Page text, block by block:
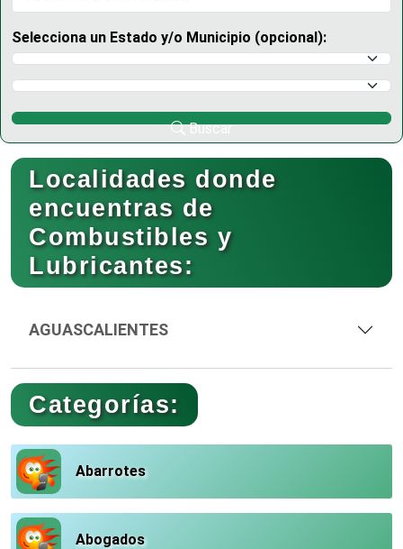
Selecciona un Estado y/o Municipio (opcional):
Selecciona un Estado
Selecciona un Municipio
Buscar
Localidades donde
encuentras de
Combustibles y
Lubricantes:
AGUASCALIENTES
Categorías:
Abarrotes
Abogados